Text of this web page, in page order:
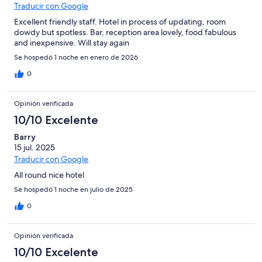
Traducir con Google
Excellent friendly staff. Hotel in process of updating, room
dowdy but spotless. Bar, reception area lovely, food fabulous
and inexpensive. Will stay again
Se hospedó 1 noche en enero de 2026
0
Opinión verificada
10/10 Excelente
Barry
15 jul. 2025
Traducir con Google
All round nice hotel
Se hospedó 1 noche en julio de 2025
0
Opinión verificada
10/10 Excelente